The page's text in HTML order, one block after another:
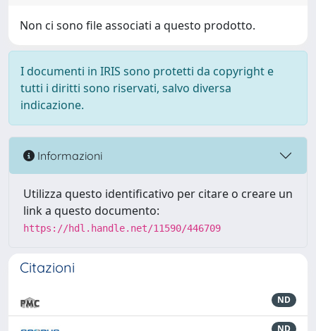
Non ci sono file associati a questo prodotto.
I documenti in IRIS sono protetti da copyright e
tutti i diritti sono riservati, salvo diversa
indicazione.
Informazioni
Utilizza questo identificativo per citare o creare un
link a questo documento:
https://hdl.handle.net/11590/446709
Citazioni
ND